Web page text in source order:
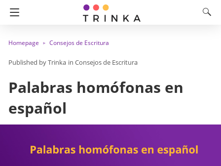
Homepage Consejos de Escritura
Trinka in Consejos de Escritura
Palabras homófonas en
español